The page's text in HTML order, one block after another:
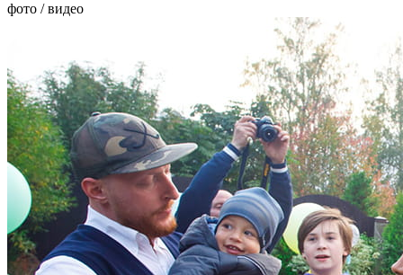
фото / видео